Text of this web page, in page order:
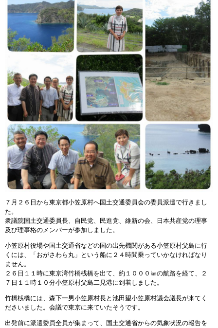
７月２６日から東京都小笠原村へ国土交通委員会の委員派遣で行きまし
た。
衆議院国土交通委員長、自民党、民進党、維新の会、日本共産党の理事
及び理事格のメンバーが参加しました。
小笠原村役場や国土交通省などの国の出先機関がある小笠原村父島に行
くには、「おがさわら丸」という船に２４時間乗っていかなければなり
ません。
２６日１１時に東京湾竹橋桟橋を出て、約１０００㎞の航路を経て、２
７日１１時１０分小笠原村父島二見港に到着しました。
竹橋桟橋には、森下一男小笠原村長と池田望小笠原村議会議長が来てく
ださいました。会議で東京に来ていたそうです。
出発前に派遣委員全員が集まって、国土交通省からの気象状況の報告を